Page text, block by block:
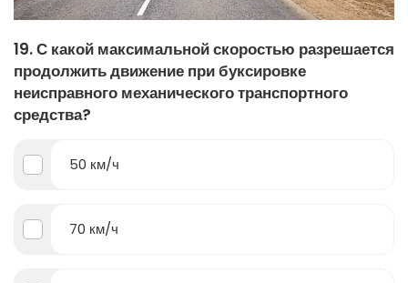
19. С какой максимальной скоростью разрешается
продолжить движение при буксировке
неисправного механического транспортного
средства?
50 км/ч
70 км/ч